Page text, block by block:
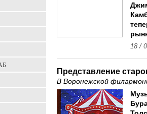
18 /
Представление
В Воронежской